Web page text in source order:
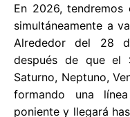
En 2026,
simultáneamente a
Alrededor del 28
después de que el
Saturno, Neptuno,
formando una
poniente y llegará